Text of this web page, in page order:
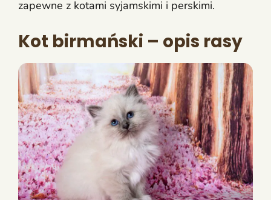
zapewne z kotami syjamskimi i perskimi.
Kot birmański – opis rasy